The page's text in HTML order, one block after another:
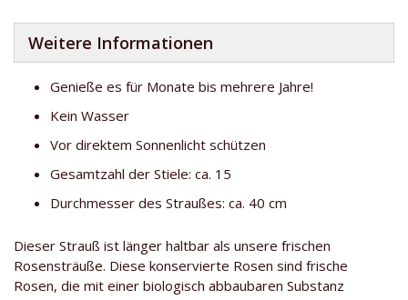
Weitere Informationen
Genieße es für Monate bis mehrere Jahre!
Kein Wasser
Vor direktem Sonnenlicht schützen
Gesamtzahl der Stiele: ca. 15
Durchmesser des Straußes: ca. 40 cm
Dieser Strauß ist länger haltbar als unsere frischen
Rosensträuße. Diese konservierte Rosen sind frische
Rosen, die mit einer biologisch abbaubaren Substanz